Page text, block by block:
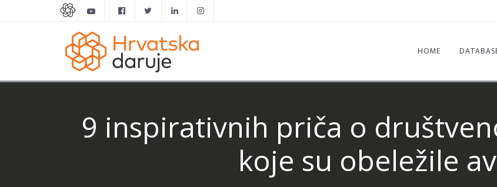
HOME
9 inspirativnih priča o
koje su obeležile